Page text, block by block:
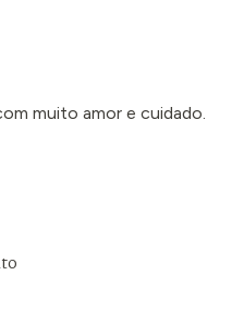
muito amor e cuidado.